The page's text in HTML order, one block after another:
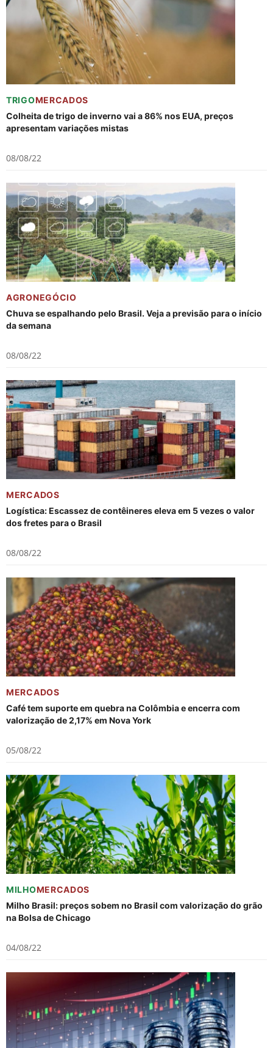
TRIGOMERCADOS
Colheita de trigo de inverno vai a 86% nos EUA, preços
apresentam variações mistas
08/08/22
AGRONEGÓCIO
Chuva se espalhando pelo Brasil. Veja a previsão para o início
da semana
08/08/22
MERCADOS
Logística: Escassez de contêineres eleva em 5 vezes o valor
dos fretes para o Brasil
08/08/22
MERCADOS
Café tem suporte em quebra na Colômbia e encerra com
valorização de 2,17% em Nova York
05/08/22
MILHOMERCADOS
Milho Brasil: preços sobem no Brasil com valorização do grão
na Bolsa de Chicago
04/08/22